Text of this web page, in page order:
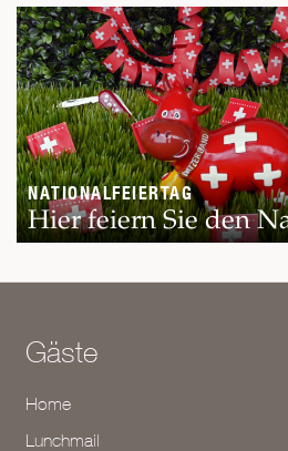
NATIONALFEIERTAG
Hier feiern Sie den
Gäste
Home
Lunchmail